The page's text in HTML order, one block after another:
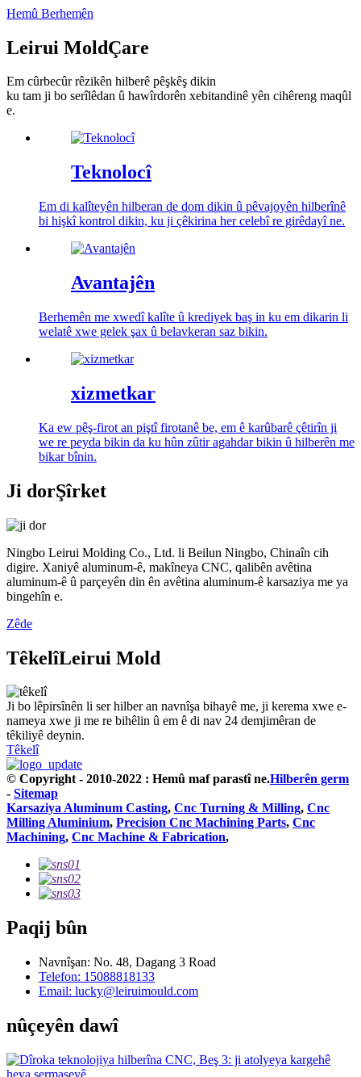
Hemû Berhemên
Leirui MoldÇare
Em cûrbecûr rêzikên hilberê pêşkêş dikin
ku tam ji bo serîlêdan û hawîrdorên xebitandinê yên cihêreng maqûl
e.
Teknolocî
Em di kalîteyên hilberan de dom dikin û pêvajoyên hilberînê
bi hişkî kontrol dikin, ku ji çêkirina her celebî re girêdayî ne.
Avantajên
Berhemên me xwedî kalîte û krediyek baş in ku em dikarin li
welatê xwe gelek şax û belavkeran saz bikin.
xizmetkar
Ka ew pêş-firot an piştî firotanê be, em ê karûbarê çêtirîn ji
we re peyda bikin da ku hûn zûtir agahdar bikin û hilberên me
bikar bînin.
Ji dorŞîrket
Ningbo Leirui Molding Co., Ltd. li Beilun Ningbo, Chinaîn cih
digire. Xaniyê aluminum-ê, makîneya CNC, qalibên avêtina
aluminum-ê û parçeyên din ên avêtina aluminum-ê karsaziya me ya
bingehîn e.
Zêde
TêkelîLeirui Mold
Ji bo lêpirsînên li ser hilber an navnîşa bihayê me, ji kerema xwe e-
nameya xwe ji me re bihêlin û em ê di nav 24 demjimêran de
têkiliyê deynin.
Têkelî
© Copyright - 2010-2022 : Hemû maf parastî ne.Hilberên germ
- Sitemap
Karsaziya Aluminum Casting, Cnc Turning & Milling, Cnc
Milling Aluminium, Precision Cnc Machining Parts, Cnc
Machining, Cnc Machine & Fabrication,
Paqij bûn
Navnîşan: No. 48, Dagang 3 Road
Telefon: 15088818133
Email: lucky@leiruimould.com
nûçeyên dawî